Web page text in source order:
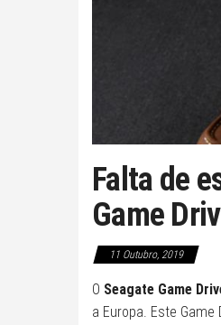
Falta de
Game
11 Outubro, 2019
O Seagate Game
a Europa. Este Game